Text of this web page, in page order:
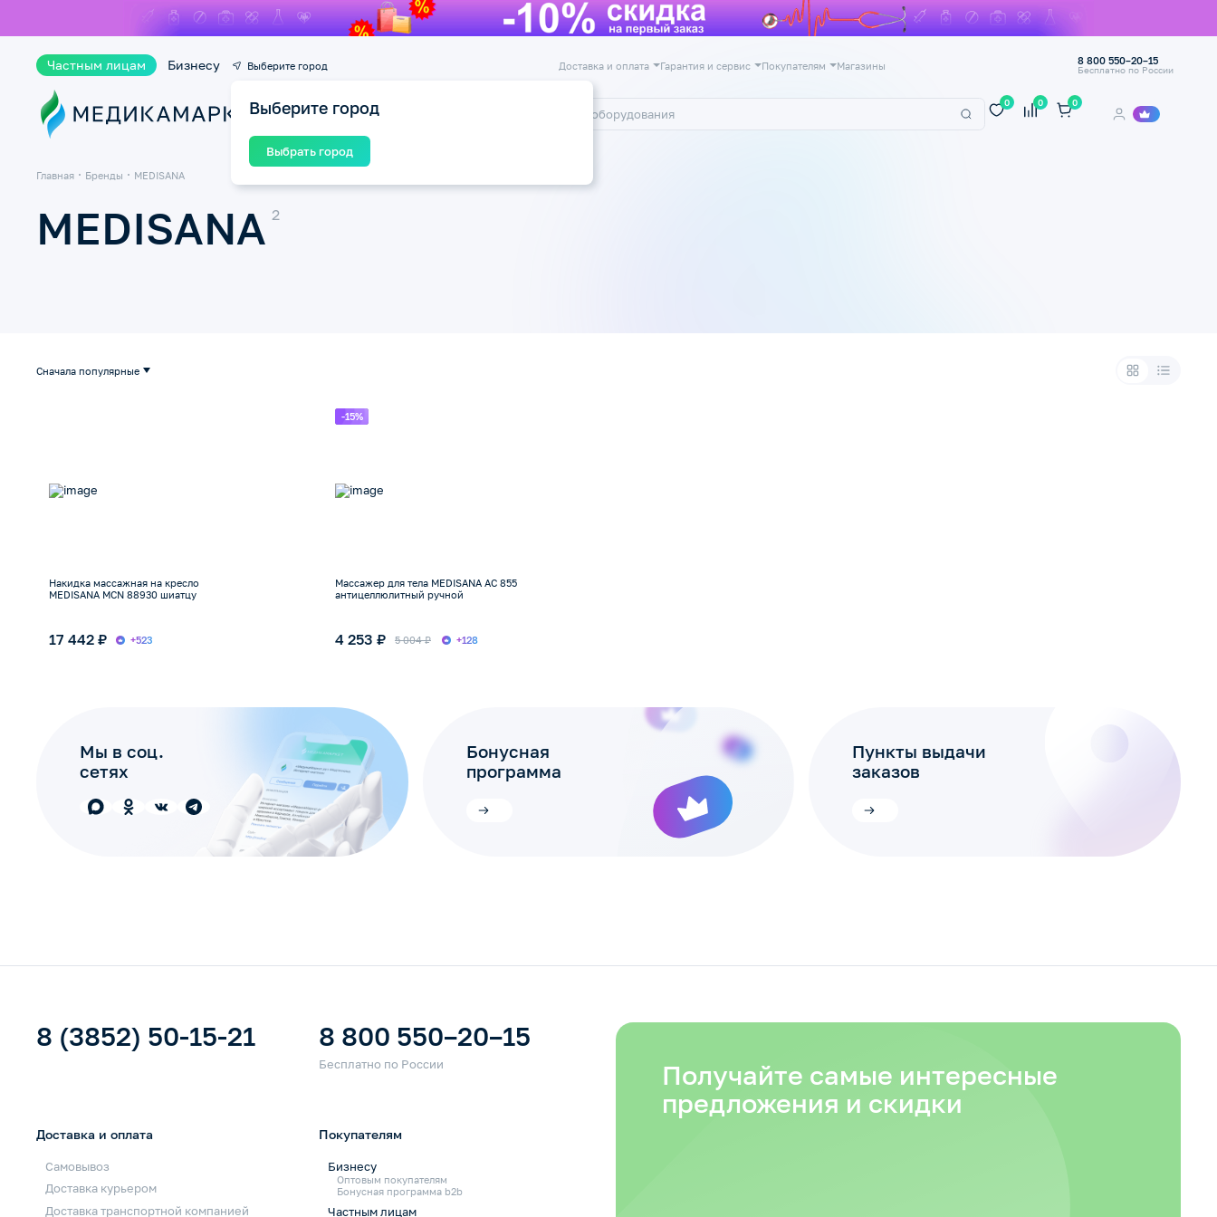
Частным лицам Бизнесу Выберите город
Выберите город
Выбрать город
Доставка и оплата Гарантия и сервис Покупателям Магазины 8 800 550–20–15
Бесплатно по России
Каталог
0 0 0
Главная Бренды MEDISANA
MEDISANA
Сначала популярные
Накидка массажная на кресло
MEDISANA MCN 88930 шиатцу
17 442 ₽ +523
-15%
Массажер для тела MEDISANA AC 855
антицеллюлитный ручной
4 253 ₽ 5 004 ₽ +128
Мы в соц.
сетях
Бонусная
программа
Пункты выдачи
заказов
8 (3852) 50-15-21 8 800 550–20–15
Доставка и оплата
Самовывоз
Доставка курьером
Доставка транспортной компанией
Покупателям
Бизнесу
Оптовым покупателям
Бонусная программа b2b
Частным лицам
Получайте самые интересные
предложения и скидки